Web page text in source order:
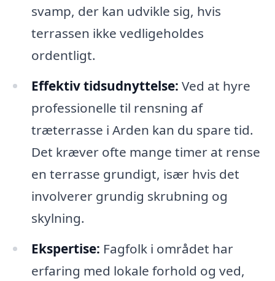
svamp, der kan udvikle sig, hvis
terrassen ikke vedligeholdes
ordentligt.
Effektiv tidsudnyttelse: Ved at hyre
professionelle til rensning af
træterrasse i Arden kan du spare tid.
Det kræver ofte mange timer at rense
en terrasse grundigt, især hvis det
involverer grundig skrubning og
skylning.
Ekspertise: Fagfolk i området har
erfaring med lokale forhold og ved,